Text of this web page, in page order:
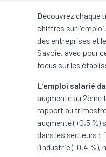
Découvrez chaque
chiffres sur
des entreprises et
Savoie, avec pour
focus sur les
L’emploi salarié
augmenté au
rapport au
augmenté (+0,5 %)
dans les secteurs :
l’industrie (-0,4 %),